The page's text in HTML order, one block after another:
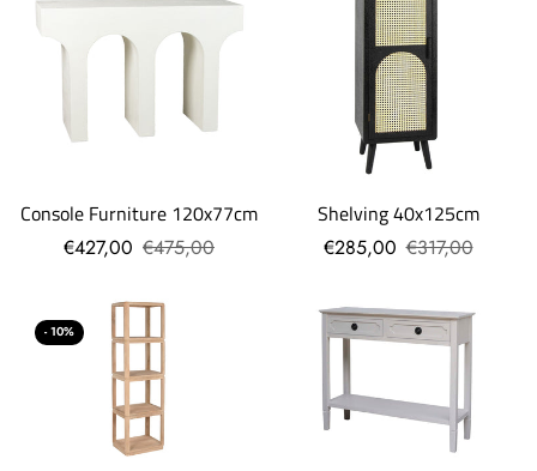
Console Furniture 120x77cm
€427,00 €475,00
Shelving 40x125cm
€285,00 €317,00
- 10%